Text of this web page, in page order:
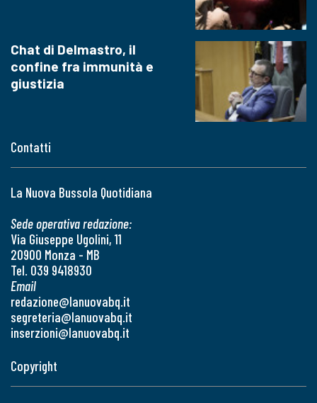
Contatti
La Nuova Bussola Quotidiana
Sede operativa redazione:
Via Giuseppe Ugolini, 11
20900 Monza - MB
Tel. 039 9418930
Email
redazione@lanuovabq.it
segreteria@lanuovabq.it
inserzioni@lanuovabq.it
Chat di Delmastro, il
confine fra immunità e
giustizia
Copyright